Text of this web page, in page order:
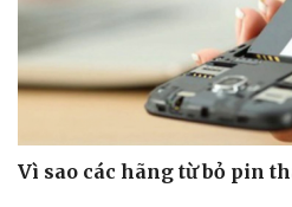
Vì sao các hãng từ bỏ pin